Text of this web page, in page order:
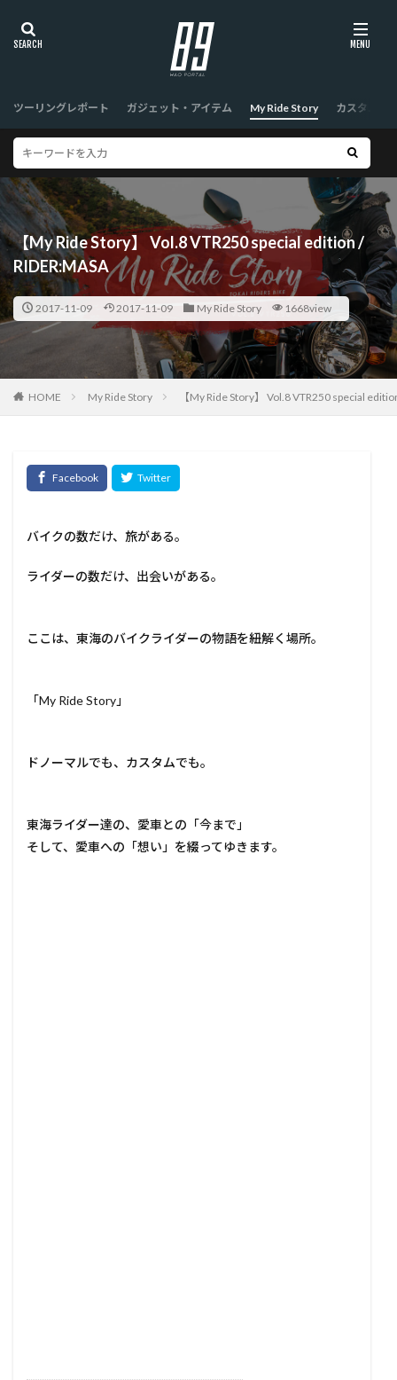
ツーリングレポート ガジェット・アイテム My Ride Story カスタム
【My Ride Story】 Vol.8 VTR250 special edition /
RIDER:MASA
2017-11-09 2017-11-09 My Ride Story 1668view
HOME My Ride Story 【My Ride Story】 Vol.8 VTR250 special
バイクの数だけ、旅がある。
ライダーの数だけ、出会いがある。
ここは、東海のバイクライダーの物語を紐解く場所。
「My Ride Story」
ドノーマルでも、カスタムでも。
東海ライダー達の、愛車との「今まで」
そして、愛車への「想い」を綴ってゆきます。